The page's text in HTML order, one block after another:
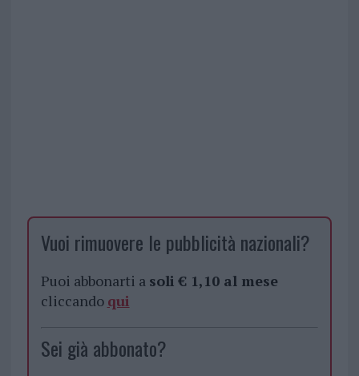
Vuoi rimuovere le pubblicità nazionali?
Puoi abbonarti a soli € 1,10 al mese
cliccando qui
Sei già abbonato?